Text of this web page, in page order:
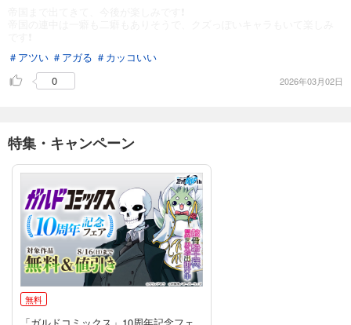
＃アツい ＃アガる ＃カッコいい
0
2026年03月02日
特集・キャンペーン
無料
「ガルドコミックス」10周年記念フェ